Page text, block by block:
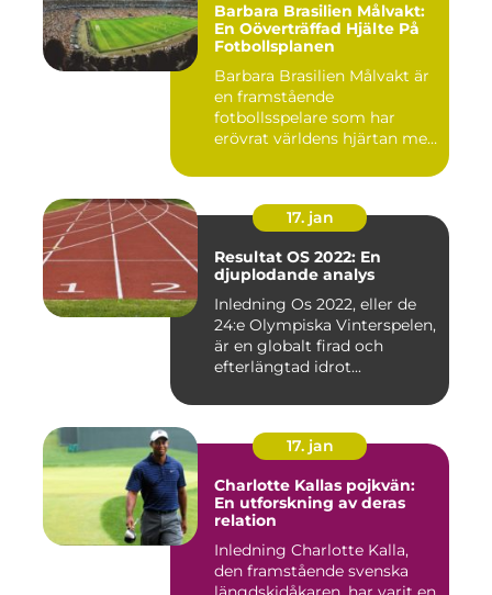
Barbara Brasilien Målvakt:
En Oöverträffad Hjälte På
Fotbollsplanen
Barbara Brasilien Målvakt är
en framstående
fotbollsspelare som har
erövrat världens hjärtan med
17. jan
Resultat OS 2022: En
djuplodande analys
Inledning Os 2022, eller de
24:e Olympiska Vinterspelen,
är en globalt firad och
efterlängtad idrot...
17. jan
Charlotte Kallas pojkvän:
En utforskning av deras
relation
Inledning Charlotte Kalla,
den framstående svenska